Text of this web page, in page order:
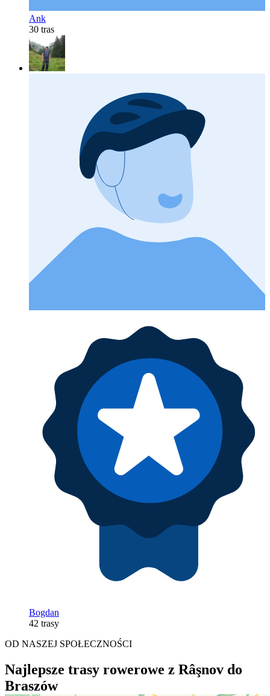
Ank
30 tras
Bogdan
42 trasy
OD NASZEJ SPOŁECZNOŚCI
Najlepsze trasy rowerowe z Râşnov do
Braszów